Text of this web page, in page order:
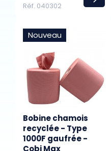
Réf. 040302
Bobine chamois
recyclée - Type
1000F gaufrée -
Cobi Max
Nouveau